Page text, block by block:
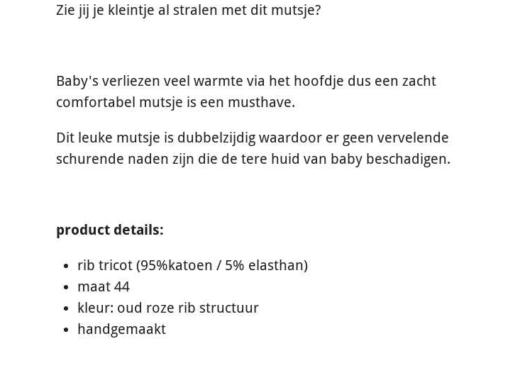
Zie jij je kleintje al stralen met dit mutsje?
Baby's verliezen veel warmte via het hoofdje dus een zacht
comfortabel mutsje is een musthave.
Dit leuke mutsje is dubbelzijdig waardoor er geen vervelende
schurende naden zijn die de tere huid van baby beschadigen.
product details:
rib tricot (95%katoen / 5% elasthan)
maat 44
kleur: oud roze rib structuur
handgemaakt